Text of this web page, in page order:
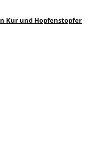
Kur und Hopfenstopfer